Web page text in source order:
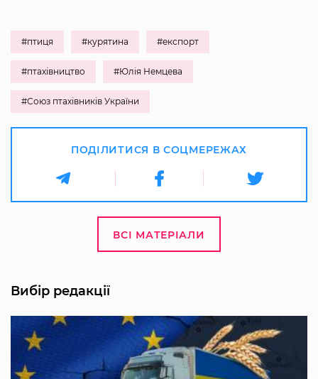
#птиця #курятина #експорт
#птахівництво #Юлія Немцева
#Союз птахівників України
ПОДІЛИТИСЯ В СОЦМЕРЕЖАХ
ВСІ МАТЕРІАЛИ
Вибір редакції